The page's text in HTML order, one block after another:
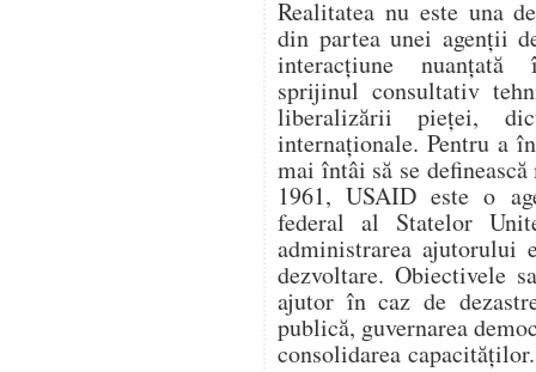
Realitatea nu este una
din partea unei agenții
interacțiune
sprijinul consultativ
liberalizării pieței,
internaționale. Pentru a
mai întâi să se
1961, USAID este o
federal al Statelor
administrarea ajutorului
dezvoltare. Obiectivele
ajutor în caz de
publică, guvernarea
consolidarea